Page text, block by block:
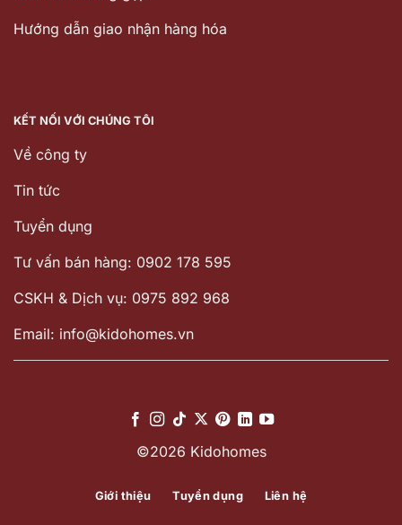
Hướng dẫn giao nhận hàng hóa
KẾT NỐI VỚI CHÚNG TÔI
Về công ty
Tin tức
Tuyển dụng
Tư vấn bán hàng: 0902 178 595
CSKH & Dịch vụ: 0975 892 968
Email: info@kidohomes.vn
©2026 Kidohomes
Giới thiệu Tuyển dụng Liên hệ